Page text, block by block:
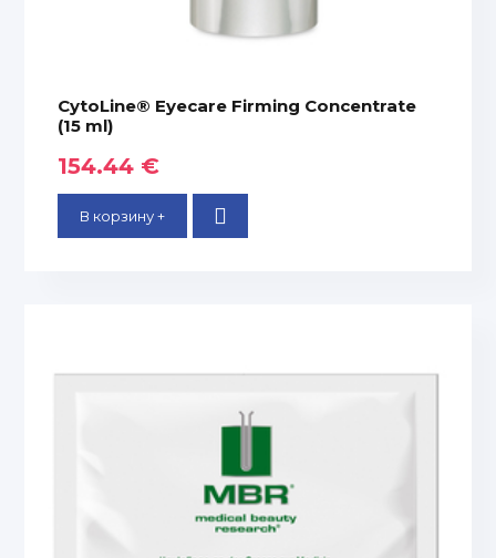
CytoLine® Eyecare Firming Concentrate
(15 ml)
154.44 €
В корзину +